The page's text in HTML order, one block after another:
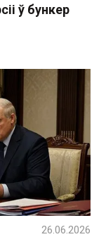
ў бункер
26.06.2026